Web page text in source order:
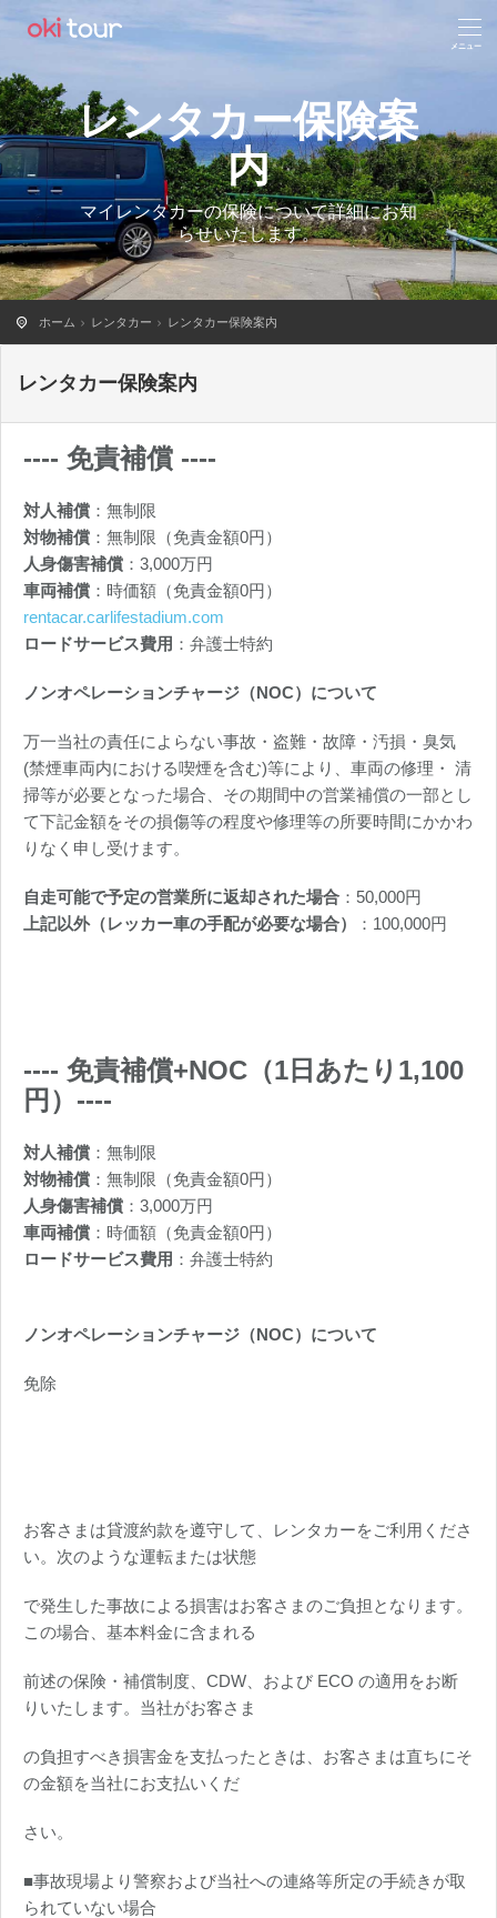
レンタカー保険案
内
マイレンタカーの保険について詳細にお知
らせいたします。
ホーム レンタカー レンタカー保険案内
レンタカー保険案内
---- 免責補償 ----
対人補償 ：無制限
対物補償 ：無制限（免責金額0円）
人身傷害補償 ：3,000万円
車両補償 ：時価額（免責金額0円）
rentacar.carlifestadium.com
ロードサービス費用 ：弁護士特約
ノンオペレーションチャージ（NOC）について
万一当社の責任によらない事故・盗難・故障・汚損・臭気
(禁煙車両内における喫煙を含む)等により、車両の修理・ 清
掃等が必要となった場合、その期間中の営業補償の一部とし
て下記金額をその損傷等の程度や修理等の所要時間にかかわ
りなく申し受けます。
自走可能で予定の営業所に返却された場合 ：50,000円
上記以外（レッカー車の手配が必要な場合）
：100,000円
---- 免責補償+NOC（1日あたり1,100
円） ----
対人補償 ：無制限
対物補償 ：無制限（免責金額0円）
人身傷害補償 ：3,000万円
車両補償 ：時価額（免責金額0円）
ロードサービス費用 ：弁護士特約
ノンオペレーションチャージ（NOC）について
免除
お客さまは貸渡約款を遵守して、レンタカーをご利用くださ
い。次のような運転または状態
で発生した事故による損害はお客さまのご負担となります。
この場合、基本料金に含まれる
前述の保険・補償制度、CDW、および ECO の適用をお断
りいたします。当社がお客さま
の負担すべき損害金を支払ったときは、お客さまは直ちにそ
の金額を当社にお支払いくだ
さい。
■事故現場より警察および当社への連絡等所定の手続きが取
られていない場合